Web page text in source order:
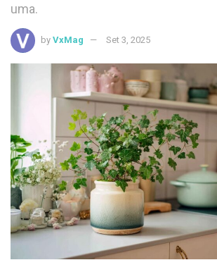
uma.
by VxMag Set 3, 2025